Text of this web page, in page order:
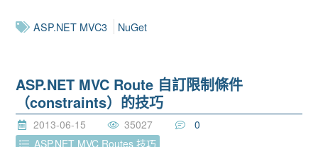
ASP.NET MVC3 NuGet
ASP.NET MVC Route 自訂限制條件
（constraints）的技巧
2013-06-15 35027
0
ASP.NET MVC Routes 技巧